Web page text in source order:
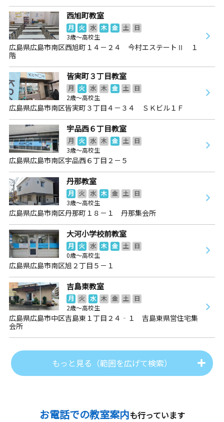
西旭町教室
月 火 水 木 金 土
日
3歳～高校生
広島県広島市南区西旭町１４－２４ 今村エステートⅡ １
階
皆実町３丁目教室
月 火 水 木 金 土
日
2歳～高校生
広島県広島市南区皆実町３丁目４－３４ ＳＫビル１Ｆ
宇品西６丁目教室
月 火 水 木 金 土
日
3歳～高校生
広島県広島市南区宇品西６丁目２－５
丹那教室
月 火 水 木 金 土
日
3歳～高校生
広島県広島市南区丹那町１８－１ 丹那集会所
大河小学校前教室
月 火 水 木 金 土
日
0歳～高校生
広島県広島市南区旭２丁目５－１
吉島東教室
月 火 水 木 金 土
日
2歳～高校生
広島県広島市中区吉島東１丁目２４‐１ 吉島東県営住宅集
会所
もっと見る（範囲を広げて検索）
お電話での教室案内も行っています